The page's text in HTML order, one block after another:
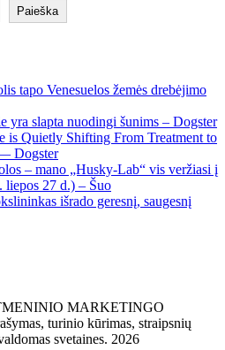
Paieška
tapo Venesuelos žemės drebėjimo
yra slapta nuodingi šunims – Dogster
is Quietly Shifting From Treatment to
Dogster
– mano „Husky-Lab“ vis veržiasi į
liepos 27 d.) – Šuo
išrado geresnį, saugesnį
MARKETINGO
turinio kūrimas, straipsnių
svetaines. 2026